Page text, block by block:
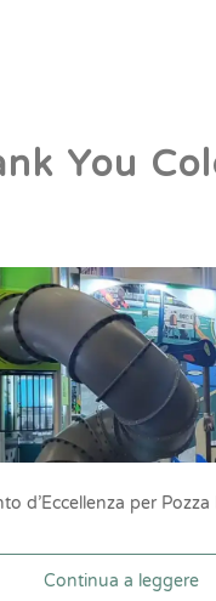
You
d’Eccellenza per
Continua a leggere